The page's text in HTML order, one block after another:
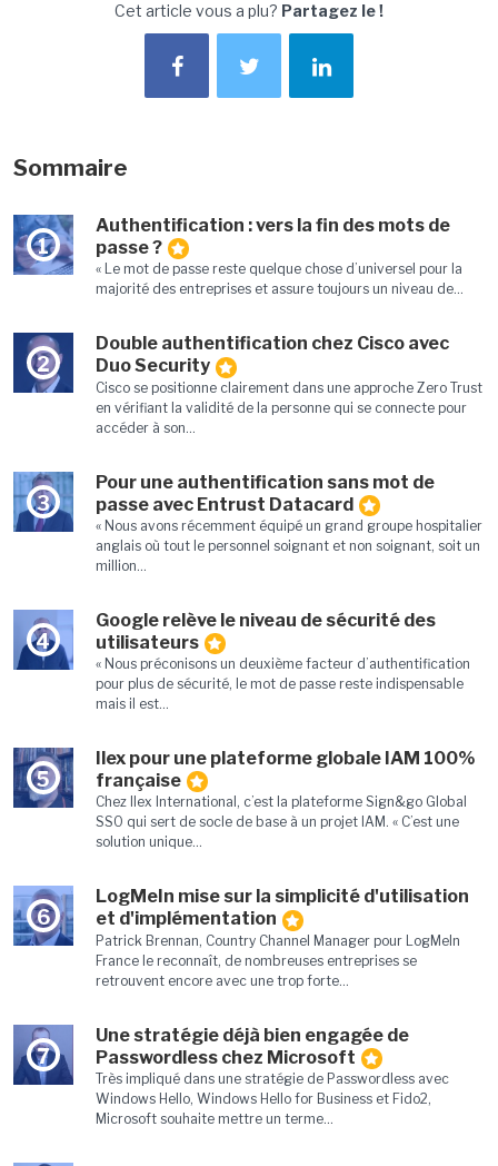
Cet article vous a plu? Partagez le !
Sommaire
1
Authentification : vers la fin des mots de
passe ?
« Le mot de passe reste quelque chose d’universel pour la
majorité des entreprises et assure toujours un niveau de...
2
Double authentification chez Cisco avec
Duo Security
Cisco se positionne clairement dans une approche Zero Trust
en vérifiant la validité de la personne qui se connecte pour
accéder à son...
3
Pour une authentification sans mot de
passe avec Entrust Datacard
« Nous avons récemment équipé un grand groupe hospitalier
anglais où tout le personnel soignant et non soignant, soit un
million...
4
Google relève le niveau de sécurité des
utilisateurs
« Nous préconisons un deuxième facteur d’authentification
pour plus de sécurité, le mot de passe reste indispensable
mais il est...
5
Ilex pour une plateforme globale IAM 100%
française
Chez Ilex International, c’est la plateforme Sign&go Global
SSO qui sert de socle de base à un projet IAM. « C’est une
solution unique...
6
LogMeIn mise sur la simplicité d'utilisation
et d'implémentation
Patrick Brennan, Country Channel Manager pour LogMeIn
France le reconnaît, de nombreuses entreprises se
retrouvent encore avec une trop forte...
7
Une stratégie déjà bien engagée de
Passwordless chez Microsoft
Très impliqué dans une stratégie de Passwordless avec
Windows Hello, Windows Hello for Business et Fido2,
Microsoft souhaite mettre un terme...